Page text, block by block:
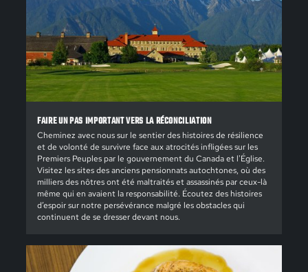
FAIRE UN PAS IMPORTANT VERS LA RÉCONCILIATION
Cheminez avec nous sur le sentier des histoires de résilience
et de volonté de survivre face aux atrocités infligées sur les
Premiers Peuples par le gouvernement du Canada et l'Église.
Visitez les sites des anciens pensionnats autochtones, où des
milliers des nôtres ont été maltraités et assassinés par ceux-là
même qui en avaient la responsabilité. Écoutez des histoires
d’espoir sur notre persévérance malgré les obstacles qui
continuent de se dresser devant nous.